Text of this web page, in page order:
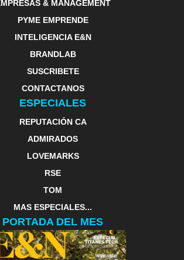
& MANAGEMENT
PYME EMPRENDE
INTELIGENCIA E&N
BRANDLAB
SUSCRIBETE
CONTACTANOS
ESPECIALES
REPUTACIÓN CA
ADMIRADOS
LOVEMARKS
RSE
TOM
MAS ESPECIALES...
PORTADA DEL MES